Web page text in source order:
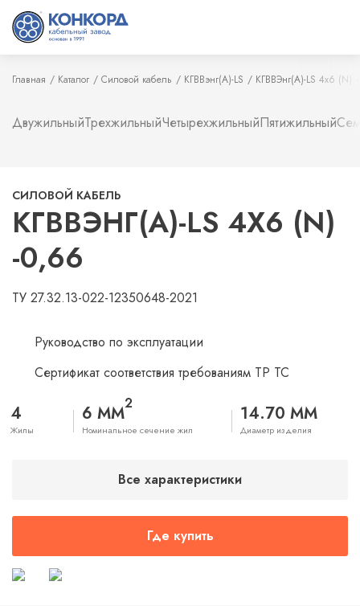
Главная Каталог Силовой кабель КГВВэнг(А)-LS КГВВЭнг(А)-LS 4х6 (N)
ДвужильныйТрехжильныйЧетырехжильныйПятижильный
СИЛОВОЙ КАБЕЛЬ
КГВВЭНГ(А)-LS 4Х6 (N)
-0,66
ТУ 27.32.13-022-12350648-2021
Руководство по эксплуатации
Сертификат соответствия требованиям ТР ТС
4
Жилы
6 ММ2
Номинальное сечение жил
14.70 ММ
Диаметр изделия
Все характеристики
Где купить